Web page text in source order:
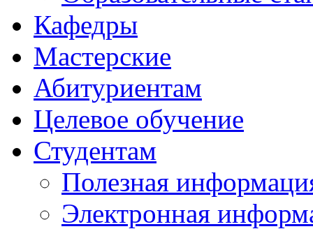
Кафедры
Мастерские
Абитуриентам
Целевое обучение
Студентам
Полезная
Электронная